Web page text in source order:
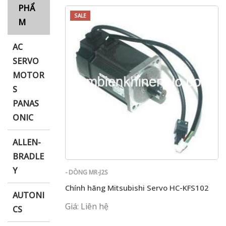
PHẨ
M
AC
SERVO
MOTOR
S
PANAS
ONIC
ALLEN-
BRADLE
Y
AUTONI
CS
SALE
- DÒNG MR-J2S
Chính hãng Mitsubishi Servo HC-KFS102
Giá: Liên hệ